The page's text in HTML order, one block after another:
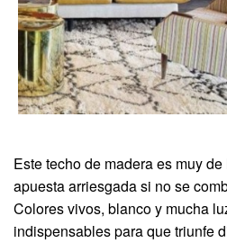
Este techo de madera es muy
apuesta arriesgada si no se
Colores vivos, blanco y mucha
indispensables para que triunfe